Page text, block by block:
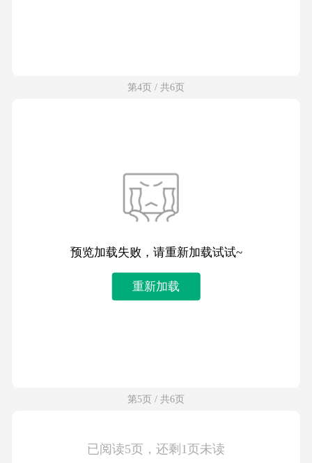
第4页 / 共6页
预览加载失败，请重新加载试试~
重新加载
第5页 / 共6页
已阅读5页，还剩1页未读